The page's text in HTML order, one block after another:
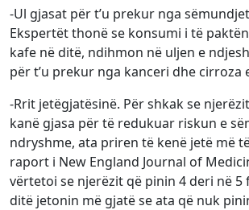
-Ul gjasat për t’u prekur nga
Ekspertët thonë se konsumi i të
kafe në ditë, ndihmon në uljen e
për t’u prekur nga kanceri dhe cirroza
-Rrit jetëgjatësinë. Për shkak se
kanë gjasa për të redukuar riskun e
ndryshme, ata priren të kenë jetë më
raport i New England Journal of
vërtetoi se njerëzit që pinin 4 deri në 5
ditë jetonin më gjatë se ata që nuk